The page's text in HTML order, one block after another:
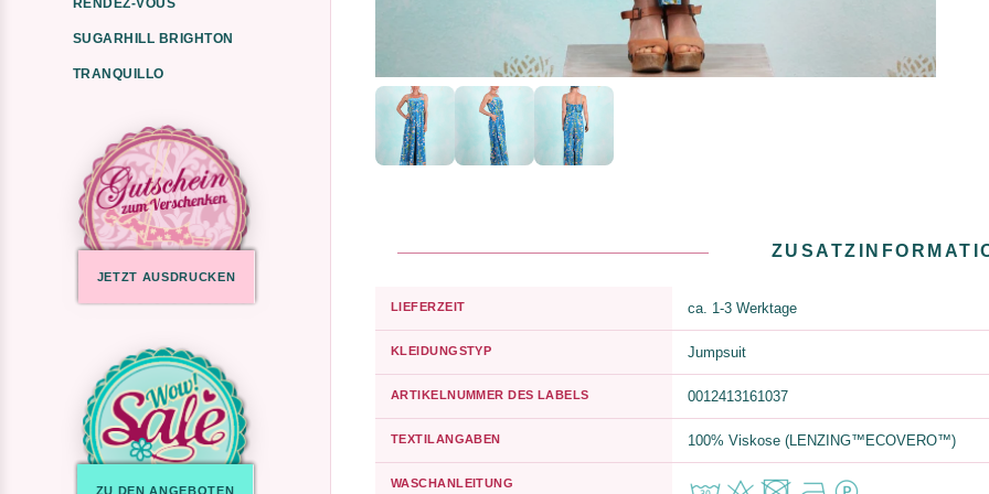
RENDEZ-VOUS
SUGARHILL BRIGHTON
TRANQUILLO
JETZT AUSDRUCKEN
ZU DEN ANGEBOTEN
LIEFERZEIT ca. 1-3 Werktage
KLEIDUNGSTYP Jumpsuit
ARTIKELNUMMER DES LABELS 0012413161037
TEXTILANGABEN 100% Viskose (LENZING™ECOVERO™)
WASCHANLEITUNG